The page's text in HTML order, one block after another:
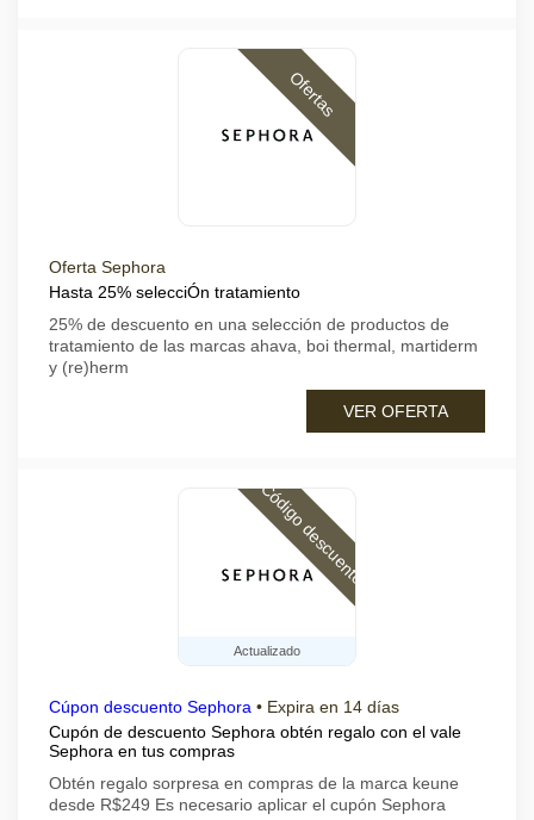
Ofertas
Oferta Sephora
Hasta 25% selecciÓn tratamiento
25% de descuento en una selección de productos de
tratamiento de las marcas ahava, boi thermal, martiderm
y (re)herm
VER OFERTA
Actualizado
Código descuento
Cúpon descuento Sephora • Expira en 14 días
Cupón de descuento Sephora obtén regalo con el vale
Sephora en tus compras
Obtén regalo sorpresa en compras de la marca keune
desde R$249 Es necesario aplicar el cupón Sephora